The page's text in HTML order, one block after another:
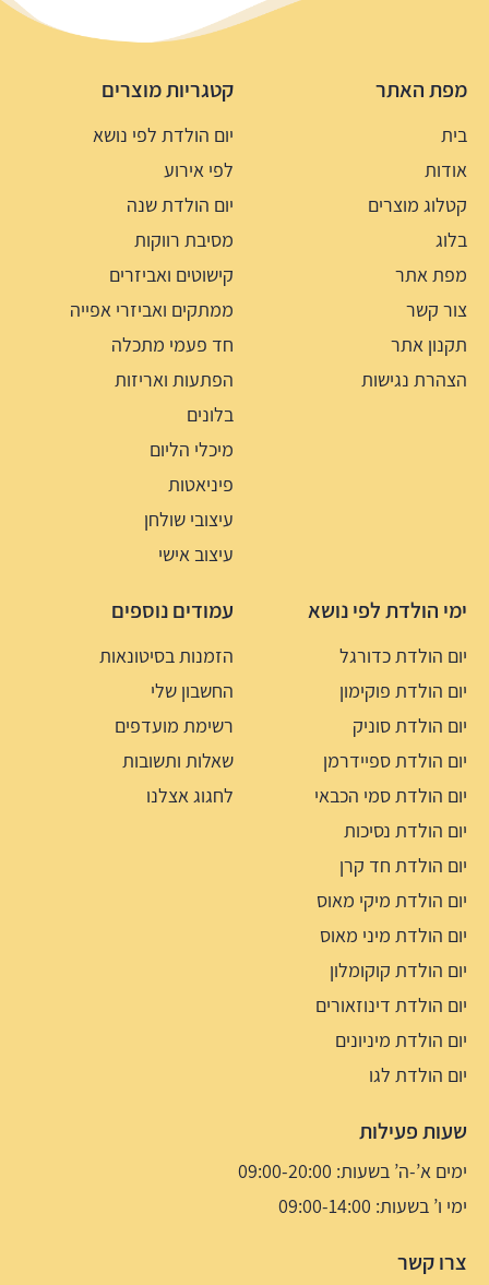
מפת האתר
בית
אודות
קטלוג מוצרים
בלוג
מפת אתר
צור קשר
תקנון אתר
הצהרת נגישות
קטגריות מוצרים
יום הולדת לפי נושא
לפי אירוע
יום הולדת שנה
מסיבת רווקות
קישוטים ואביזרים
ממתקים ואביזרי אפייה
חד פעמי מתכלה
הפתעות ואריזות
בלונים
מיכלי הליום
פיניאטות
עיצובי שולחן
עיצוב אישי
ימי הולדת לפי נושא
יום הולדת כדורגל
יום הולדת פוקימון
יום הולדת סוניק
יום הולדת ספיידרמן
יום הולדת סמי הכבאי
יום הולדת נסיכות
יום הולדת חד קרן
יום הולדת מיקי מאוס
יום הולדת מיני מאוס
יום הולדת קוקומלון
יום הולדת דינוזאורים
יום הולדת מיניונים
יום הולדת לגו
עמודים נוספים
הזמנות בסיטונאות
החשבון שלי
רשימת מועדפים
שאלות ותשובות
לחגוג אצלנו
שעות פעילות
ימים א’-ה’ בשעות: 09:00-20:00
ימי ו’ בשעות: 09:00-14:00
צרו קשר